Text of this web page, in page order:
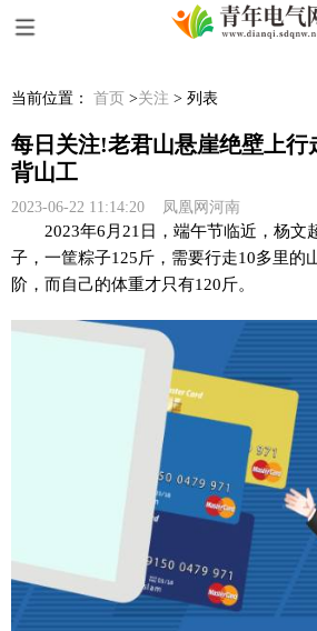
当前位置： 首页 >关注 > 列表
每日关注!老君山悬崖绝壁上
背山工
2023-06-22 11:14:20 凤凰网河南
2023年6月21日，端午节临近，杨文
子，一筐粽子125斤，需要行走10多里的
阶，而自己的体重才只有120斤。